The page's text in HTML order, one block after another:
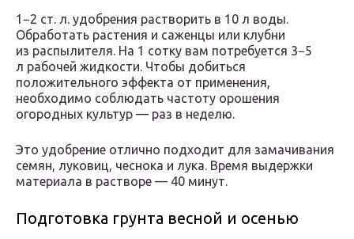
1−2 ст. л. удобрения растворить в 10 л воды.
Обработать растения и саженцы или клубни
из распылителя. На 1 сотку вам потребуется 3−5
л рабочей жидкости. Чтобы добиться
положительного эффекта от применения,
необходимо соблюдать частоту орошения
огородных культур — раз в неделю.
Это удобрение отлично подходит для замачивания
семян, луковиц, чеснока и лука. Время выдержки
материала в растворе — 40 минут.
Подготовка грунта весной и осенью